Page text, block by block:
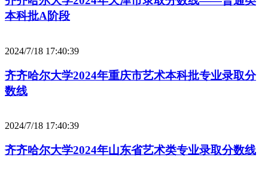
本科批A阶段
2024/7/18 17:40:39
齐齐哈尔大学2024年重庆市艺术本科批专业录取分
数线
2024/7/18 17:40:39
齐齐哈尔大学2024年山东省艺术类专业录取分数线